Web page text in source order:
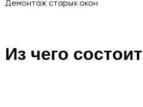
Демонтаж старых окон
Из чего